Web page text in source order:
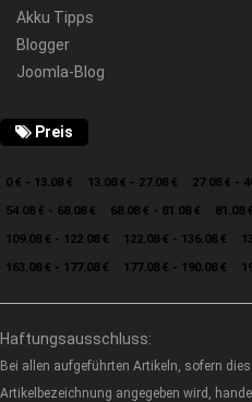
Akku Tipps
Blogger
Joomla-Blog
Preis
0 € - 13.08 € 13.08 € - 27.08 € 27.08 € -
54.08 € - 68.08 €
68.08 € - 81.08 € 81.08
109.08 € - 122.08 €
122.08 € - 136.08 €
163.08 € - 177.08 €
177.08 € - 190.08 €
Haftungsausschluss:
Bei allen aufgeführten Artikeln, sofern
Artikelbezeichnung angegeben wird,